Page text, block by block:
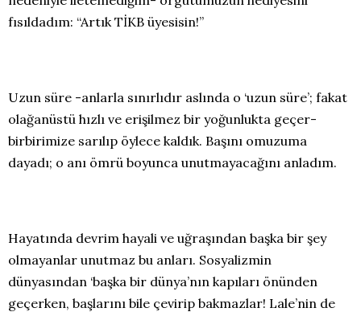
fısıldadım: “Artık TİKB üyesisin!”
Uzun süre -anlarla sınırlıdır aslında o ‘uzun süre’; fakat
olağanüstü hızlı ve erişilmez bir yoğunlukta geçer-
birbirimize sarılıp öylece kaldık. Başını omuzuma
dayadı; o anı ömrü boyunca unutmayacağını anladım.
Hayatında devrim hayali ve uğraşından başka bir şey
olmayanlar unutmaz bu anları. Sosyalizmin
dünyasından ‘başka bir dünya’nın kapıları önünden
geçerken, başlarını bile çevirip bakmazlar! Lale’nin de